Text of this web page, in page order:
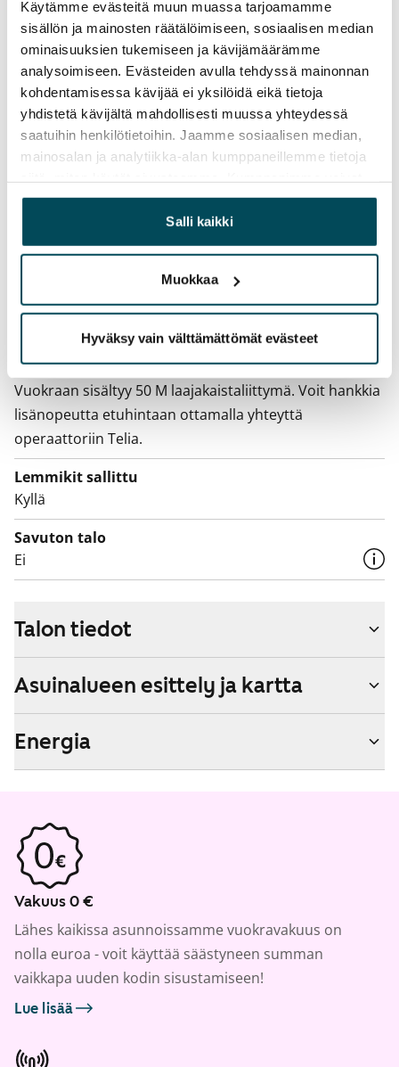
Käytämme evästeitä muun muassa tarjoamamme
sisällön ja mainosten räätälöimiseen, sosiaalisen median
ominaisuuksien tukemiseen ja kävijämäärämme
analysoimiseen. Evästeiden avulla tehdyssä mainonnan
kohdentamisessa kävijää ei yksilöidä eikä tietoja
yhdistetä kävijältä mahdollisesti muussa yhteydessä
saatuihin henkilötietoihin. Jaamme sosiaalisen median,
mainosalan ja analytiikka-alan kumppaneillemme tietoja
yhdistää näitä tietoja muihin tietoihin, joita olet antanut
heille tai joita on kerätty, kun olet käyttänyt heidän
palvelujaan.
Salli kaikki
Muokkaa
Hyväksy vain välttämättömät evästeet
Vuokrasopimus
Toistaiseksi voimassa oleva, minimi asumisaika
12 kk
Irtisanomis­mahdollisuus
12 kk vuokrasopimuksesta tai sopimussakolla
aiemmin
Kotivakuutus
Vesimaksu
Sähkömaksu
Vuokralainen solmii itse sähkösopimuksen.
Laajakaista
Vuokraan sisältyy 50 M laajakaistaliittymä. Voit hankkia
lisänopeutta etuhintaan ottamalla yhteyttä
operaattoriin Telia.
Lemmikit sallittu
Kyllä
Savuton talo
Ei
Talon tiedot
Asuinalueen esittely ja kartta
Energia
Vakuus 0 €
Lähes kaikissa asunnoissamme vuokravakuus on
nolla euroa - voit käyttää säästyneen summan
vaikkapa uuden kodin sisustamiseen!
Lue lisää